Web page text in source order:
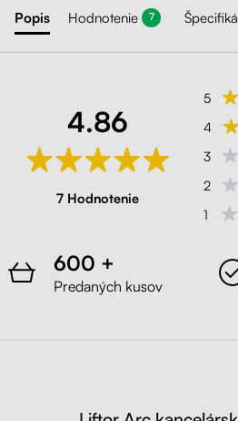
Popis Hodnotenie 7
4.86
7 Hodnotenie
5
4
3
2
1
600 +
Predaných kusov